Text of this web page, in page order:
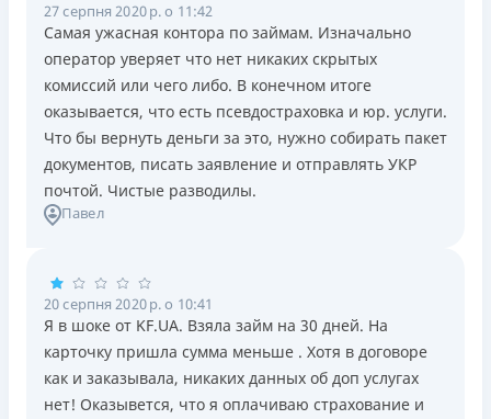
27 серпня 2020 р. о 11:42
Самая ужасная контора по займам. Изначально
оператор уверяет что нет никаких скрытых
комиссий или чего либо. В конечном итоге
оказывается, что есть псевдостраховка и юр. услуги.
Что бы вернуть деньги за это, нужно собирать пакет
документов, писать заявление и отправлять УКР
почтой. Чистые разводилы.
Павел
20 серпня 2020 р. о 10:41
Я в шоке от KF.UA. Взяла займ на 30 дней. На
карточку пришла сумма меньше . Хотя в договоре
как и заказывала, никаких данных об доп услугах
нет! Оказывется, что я оплачиваю страхование и